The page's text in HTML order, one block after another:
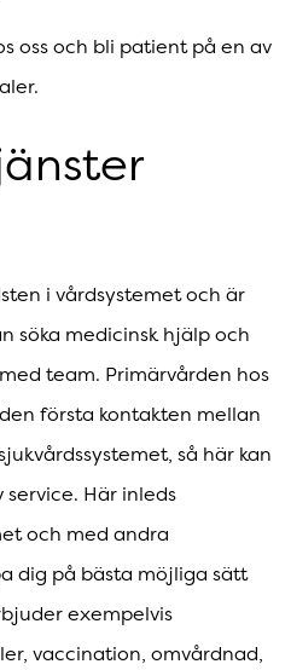
oss och bli patient på en av
i vårdsystemet och är
söka medicinsk hjälp och
team. Primärvården hos
första kontakten mellan
så här kan
Här inleds
och med andra
dig på bästa möjliga sätt
exempelvis
vaccination, omvårdnad,